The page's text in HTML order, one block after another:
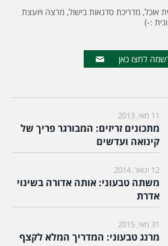
אוכל, מדריכת סדנאות בישול, מרצה ויועצת
:-)
לחצו כאן
11 מאי, 2013
מתכונים זריזים: המבורגר פריך של
קינואה ועדשים
12 ינואר, 2014
משתה טבעוני: אותה אדורה בשינוי
אדרת
31 מאי, 2015
מרנג טבעוני: המדריך המלא לקצף